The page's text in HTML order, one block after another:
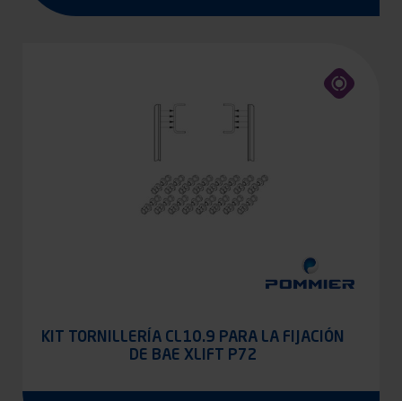
KIT TORNILLERÍA CL10.9 PARA LA FIJACIÓN
DE BAE XLIFT P72